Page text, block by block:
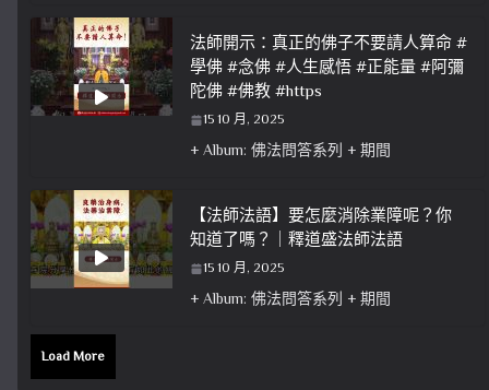
法師開示：真正的佛子不要請人算命 #
學佛 #念佛 #人生感悟 #正能量 #阿彌
陀佛 #佛教 #https
15 10 月, 2025
+ Album: 佛法問答系列 + 期間
【法師法語】要怎麼消除業障呢？你
知道了嗎？｜釋道盛法師法語
15 10 月, 2025
+ Album: 佛法問答系列 + 期間
Load More